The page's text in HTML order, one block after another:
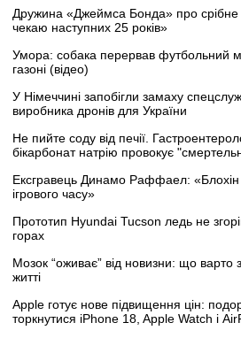
Дружина «Джеймса Бонда» про срібне
чекаю наступних 25 років»
Умора: собака перервав футбольний
газоні (відео)
У Німеччині запобігли замаху
виробника дронів для України
Не пийте соду від печії.
бікарбонат натрію провокує
Ексгравець Динамо Раффаел: «Блохін
ігрового часу»
Прототип Hyundai Tucson ледь не
горах
Мозок “оживає” від новизни: що варто
житті
Apple готує нове підвищення цін:
торкнутися iPhone 18, Apple Watch і